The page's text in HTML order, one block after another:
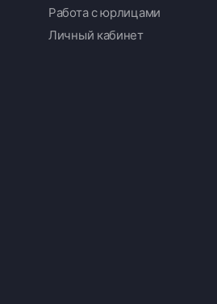
Работа с юрлицами
Личный кабинет